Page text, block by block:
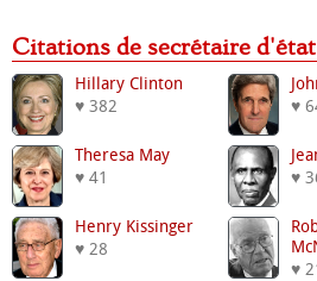
Citations de secrétaire d'état
Hillary Clinton
♥ 382
♥
Theresa May
♥ 41
♥
Henry Kissinger
♥ 28
♥